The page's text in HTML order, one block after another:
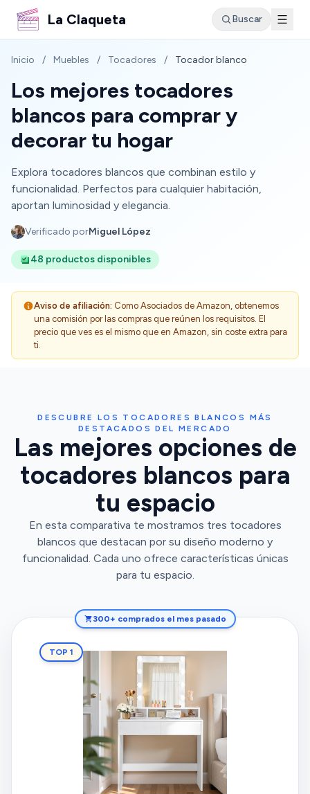
La Claqueta Buscar
Inicio / Muebles / Tocadores / Tocador blanco
Los mejores tocadores
blancos para comprar y
decorar tu hogar
Explora tocadores blancos que combinan estilo y
funcionalidad. Perfectos para cualquier habitación,
aportan luminosidad y elegancia.
Verificado porMiguel López
48 productos disponibles
Aviso de afiliación: Como Asociados de Amazon, obtenemos
una comisión por las compras que reúnen los requisitos. El
precio que ves es el mismo que en Amazon, sin coste extra para
ti.
DESCUBRE LOS TOCADORES BLANCOS MÁS
DESTACADOS DEL MERCADO
Las mejores opciones de
tocadores blancos para
tu espacio
En esta comparativa te mostramos tres tocadores
blancos que destacan por su diseño moderno y
funcionalidad. Cada uno ofrece características únicas
para tu espacio.
300+ comprados el mes pasado
TOP 1